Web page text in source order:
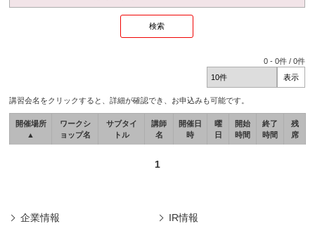
0 -0件 /0件
講習会名をクリックすると、詳細が確認でき、お申込みも可能です。
開催場所
▲
ワークシ
ョップ名
サブタイ
トル
講師
名
開催日
時
曜
日
開始
時間
終了
時間
残
席
1
企業情報 IR情報